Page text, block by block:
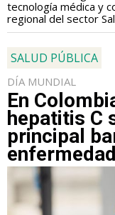
tecnología médica y
regional del sector
SALUD PÚBLICA
DÍA MUNDIAL
En
hepatitis C
principal
enfermedad